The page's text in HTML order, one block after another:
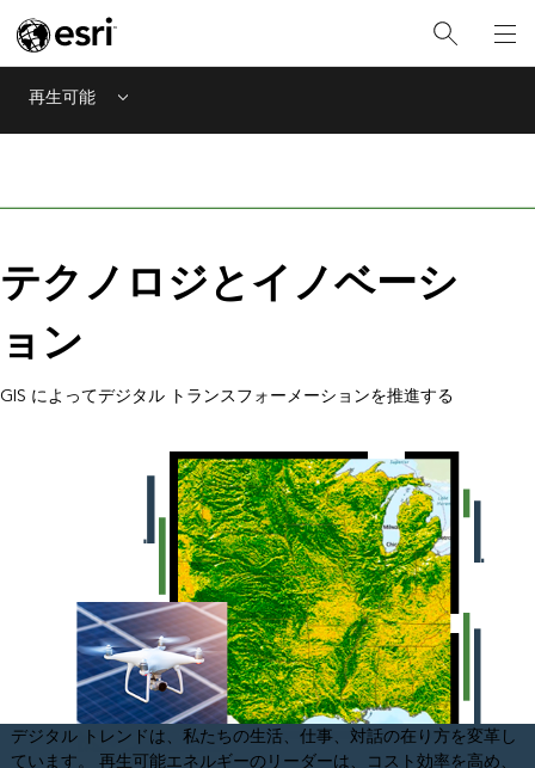
再生可能 Menu
テクノロジとイノベーシ
ョン
GIS によってデジタル トランスフォーメーションを推進する
デジタル トレンドは、私たちの生活、仕事、対話の在り方を変革し
ています。 再生可能エネルギーのリーダーは、コスト効率を高め、